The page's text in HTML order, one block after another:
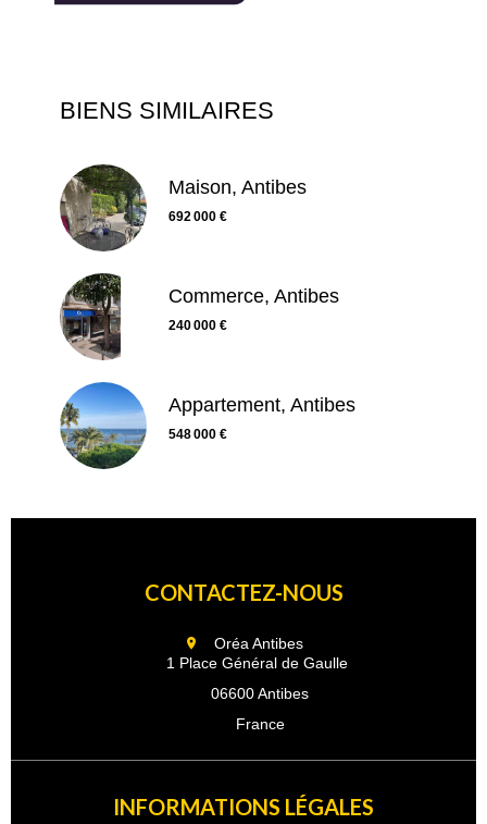
BIENS SIMILAIRES
Maison, Antibes
692 000 €
Commerce, Antibes
240 000 €
Appartement, Antibes
548 000 €
CONTACTEZ-NOUS
Oréa Antibes
1 Place Général de Gaulle
06600 Antibes
France
INFORMATIONS LÉGALES